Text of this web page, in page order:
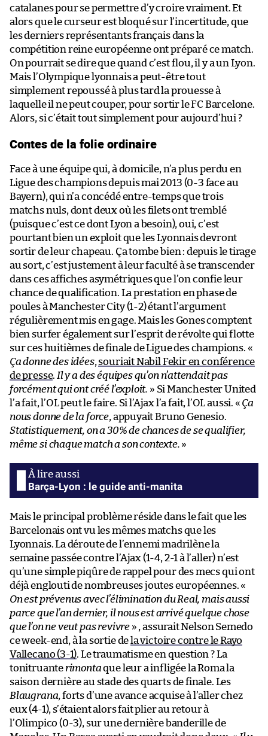
catalanes pour se permettre d’y croire vraiment. Et
alors que le curseur est bloqué sur l’incertitude, que
les derniers représentants français dans la
compétition reine européenne ont préparé ce match.
On pourrait se dire que quand c’est flou, il y a un Lyon.
Mais l’Olympique lyonnais a peut-être tout
simplement repoussé à plus tard la prouesse à
laquelle il ne peut couper, pour sortir le FC Barcelone.
Alors, si c’était tout simplement pour aujourd’hui ?
Contes de la folie ordinaire
Face à une équipe qui, à domicile, n’a plus perdu en
Ligue des champions depuis mai 2013 (0-3 face au
Bayern), qui n’a concédé entre-temps que trois
matchs nuls, dont deux où les filets ont tremblé
(puisque c’est ce dont Lyon a besoin), oui, c’est
pourtant bien un exploit que les Lyonnais devront
sortir de leur chapeau. Ça tombe bien : depuis le tirage
au sort, c’est justement à leur faculté à se transcender
dans ces affiches asymétriques que l’on confie leur
chance de qualification. La prestation en phase de
poules à Manchester City (1-2) étant l’argument
régulièrement mis en gage. Mais les Gones comptent
bien surfer également sur l’esprit de révolte qui flotte
sur ces huitièmes de finale de Ligue des champions. «
Ça donne des idées, souriait Nabil Fekir en conférence
de presse. Il y a des équipes qu’on n’attendait pas
forcément qui ont créé l’exploit. » Si Manchester United
l’a fait, l’OL peut le faire. Si l’Ajax l’a fait, l’OL aussi. « Ça
nous donne de la force, appuyait Bruno Genesio.
Statistiquement, on a 30% de chances de se qualifier,
même si chaque match a son contexte. »
Barça-Lyon : le guide anti-manita
Mais le principal problème réside dans le fait que les
Barcelonais ont vu les mêmes matchs que les
Lyonnais. La déroute de l’ennemi madrilène la
semaine passée contre l’Ajax (1-4, 2-1 à l’aller) n’est
qu’une simple piqûre de rappel pour des mecs qui ont
déjà englouti de nombreuses joutes européennes. «
On est prévenus avec l’élimination du Real, mais aussi
parce que l’an dernier, il nous est arrivé quelque chose
que l’on ne veut pas revivre» , assurait Nelson Semedo
ce week-end, à la sortie de la victoire contre le Rayo
Vallecano (3-1). Le traumatisme en question ? La
tonitruante rimontaque leur a infligée la Roma la
saison dernière au stade des quarts de finale. Les
Blaugrana, forts d’une avance acquise à l’aller chez
eux (4-1), s’étaient alors fait plier au retour à
l’Olimpico (0-3), sur une dernière banderille de